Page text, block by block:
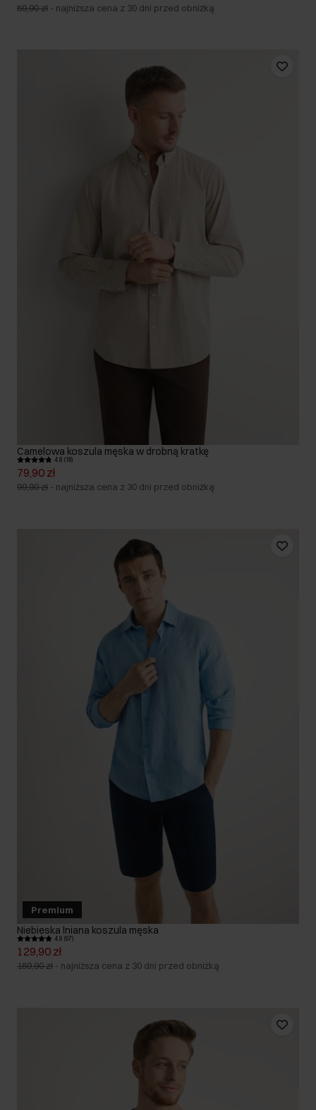
59,90 zł - najniższa cena z 30 dni przed obniżką
Camelowa koszula męska w drobną kratkę
4.8 (18)
79,90 zł
99,90 zł - najniższa cena z 30 dni przed obniżką
Premium
Niebieska lniana koszula męska
4.9 (97)
129,90 zł
159,90 zł - najniższa cena z 30 dni przed obniżką